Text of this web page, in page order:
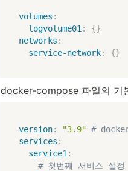
volumes :
logvolume01 : {}
networks :
service-network: {}
docker-compose 파일의 기
version: "3.9" #
services :
service1 :
# 첫번째 서비스 설정